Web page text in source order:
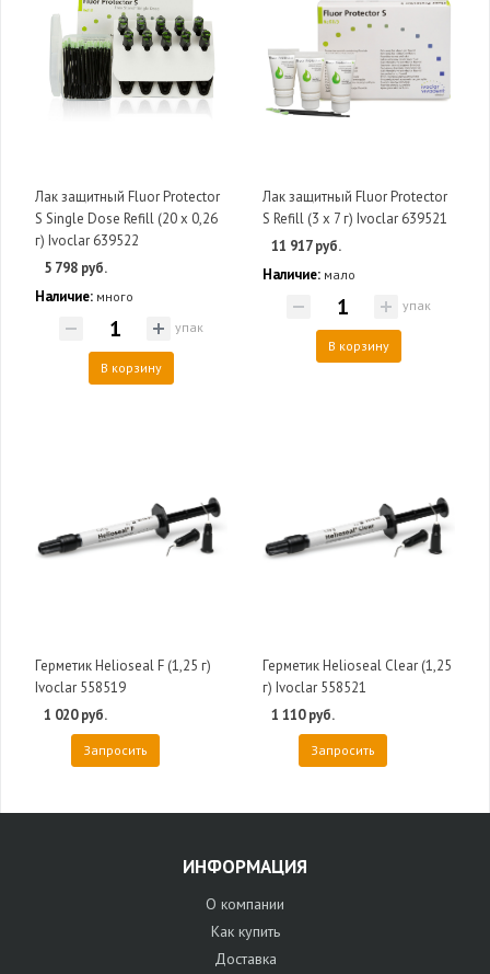
Лак защитный Fluor Protector
S Single Dose Refill (20 х 0,26
г) Ivoclar 639522
5 798 руб.
Наличие: много
упак
В корзину
Лак защитный Fluor Protector
S Refill (3 х 7 г) Ivoclar 639521
11 917 руб.
Наличие: мало
упак
В корзину
Герметик Helioseal F (1,25 г)
Ivoclar 558519
1 020 руб.
Запросить
Герметик Helioseal Clear (1,25
г) Ivoclar 558521
1 110 руб.
Запросить
ИНФОРМАЦИЯ
О компании
Как купить
Доставка